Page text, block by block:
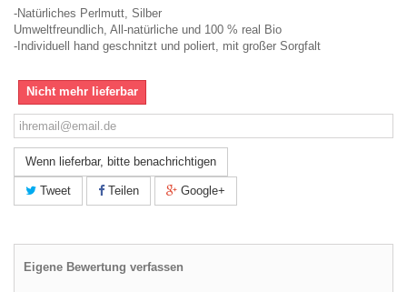
-Natürliches Perlmutt, Silber
Umweltfreundlich, All-natürliche und 100 % real Bio
-Individuell hand geschnitzt und poliert, mit großer Sorgfalt
Nicht mehr lieferbar
Wenn lieferbar, bitte benachrichtigen
Tweet Teilen Google+
Eigene Bewertung verfassen